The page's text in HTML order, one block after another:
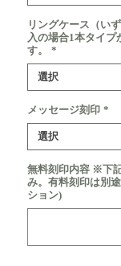
リングケース（い
入の場合1本タイプ
す。
*
メッセージ刻印 *
無料刻印内容 ※下
み。有料刻印は別
ション)